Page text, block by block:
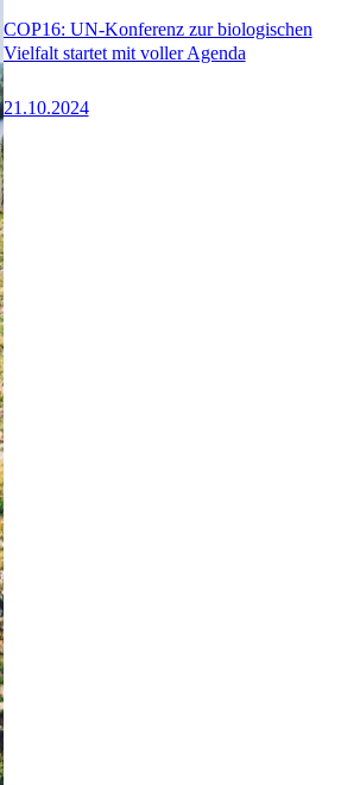
COP16: UN-Konferenz zur biologischen
Vielfalt startet mit voller Agenda
21.10.2024